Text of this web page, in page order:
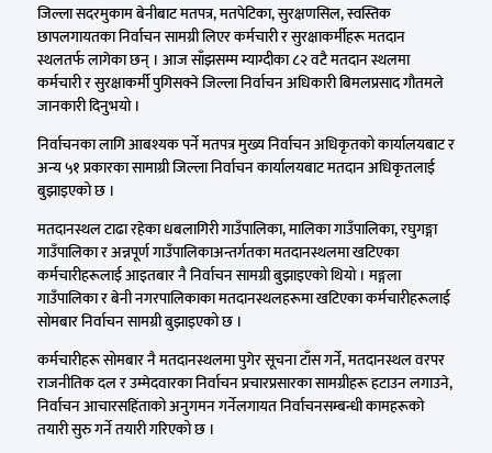
जिल्ला सदरमुकाम बेनीबाट मतपत्र, मतपेटिका, सुरक्षणसिल, स्वस्तिक
छापलगायतका निर्वाचन सामग्री लिएर कर्मचारी र सुरक्षाकर्मीहरू मतदान
स्थलतर्फ लागेका छन् । आज साँझसम्म म्याग्दीका ८२ वटै मतदान स्थलमा
कर्मचारी र सुरक्षाकर्मी पुगिसक्ने जिल्ला निर्वाचन अधिकारी बिमलप्रसाद गौतमले
जानकारी दिनुभयो ।
निर्वाचनका लागि आबश्यक पर्ने मतपत्र मुख्य निर्वाचन अधिकृतको कार्यालयबाट र
अन्य ५१ प्रकारका सामाग्री जिल्ला निर्वाचन कार्यालयबाट मतदान अधिकृतलाई
बुझाइएको छ ।
मतदानस्थल टाढा रहेका धबलागिरी गाउँपालिका, मालिका गाउँपालिका, रघुगङ्गा
गाउँपालिका र अन्नपूर्ण गाउँपालिकाअन्तर्गतका मतदानस्थलमा खटिएका
कर्मचारीहरूलाई आइतबार नै निर्वाचन सामग्री बुझाइएको थियो । मङ्गला
गाउँपालिका र बेनी नगरपालिकाका मतदानस्थलहरूमा खटिएका कर्मचारीहरूलाई
सोमबार निर्वाचन सामग्री बुझाइएको छ ।
कर्मचारीहरू सोमबार नै मतदानस्थलमा पुगेर सूचना टाँस गर्ने, मतदानस्थल वरपर
राजनीतिक दल र उम्मेदवारका निर्वाचन प्रचारप्रसारका सामग्रीहरू हटाउन लगाउने,
निर्वाचन आचारसहिंताको अनुगमन गर्नेलगायत निर्वाचनसम्बन्धी कामहरूको
तयारी सुरु गर्ने तयारी गरिएको छ ।